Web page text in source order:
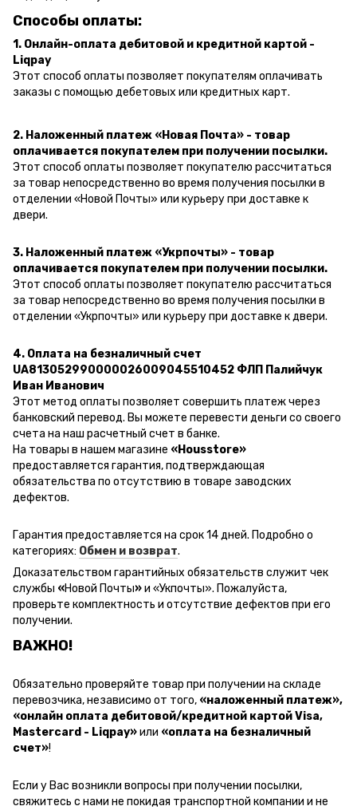
Способы оплаты:
1. Онлайн-оплата дебитовой и кредитной картой -
Liqpay
Этот способ оплаты позволяет покупателям оплачивать
заказы с помощью дебетовых или кредитных карт.
2. Наложенный платеж «Новая Почта» - товар
оплачивается покупателем при получении посылки.
Этот способ оплаты позволяет покупателю рассчитаться
за товар непосредственно во время получения посылки в
отделении «Новой Почты» или курьеру при доставке к
двери.
3. Наложенный платеж «Укрпочты» - товар
оплачивается покупателем при получении посылки.
Этот способ оплаты позволяет покупателю рассчитаться
за товар непосредственно во время получения посылки в
отделении «Укрпочты» или курьеру при доставке к двери.
4. Оплата на безналичный счет
UA813052990000026009045510452 ФЛП Палийчук
Иван Иванович
Этот метод оплаты позволяет совершить платеж через
банковский перевод. Вы можете перевести деньги со своего
счета на наш расчетный счет в банке.
На товары в нашем магазине «Housstore»
предоставляется гарантия, подтверждающая
обязательства по отсутствию в товаре заводских
дефектов.
Гарантия предоставляется на срок 14 дней. Подробно о
категориях: Обмен и возврат.
Доказательством гарантийных обязательств служит чек
службы «Новой Почты»и «Укпочты». Пожалуйста,
проверьте комплектность и отсутствие дефектов при его
получении.
ВАЖНО!
Обязательно проверяйте товар при получении на складе
перевозчика, независимо от того, «наложенный платеж»,
«онлайн оплата дебитовой/кредитной картой Visa,
Mastercard - Liqpay»или «оплата на безналичный
счет»!
Если у Вас возникли вопросы при получении посылки,
свяжитесь с нами не покидая транспортной компании и не